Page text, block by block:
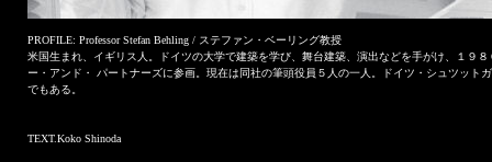
PROFILE: Professor Stefan Behling / ステファン・ベーリング教授
米国生まれ、イギリス人。ドイツの大学で建築を学び、舞台建築、演出などを手がけ、１９
ー・アンド・ パートナーズに参画。現在は同社の筆頭役員５人の一人。ドイツ・シュツット
でもある。
TEXT.Koko Shinoda